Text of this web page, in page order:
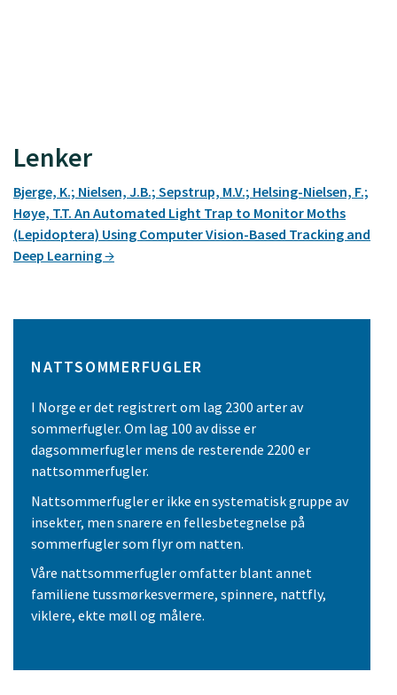
Lenker
Bjerge, K.; Nielsen, J.B.; Sepstrup, M.V.; Helsing-Nielsen, F.;
Høye, T.T. An Automated Light Trap to Monitor Moths
(Lepidoptera) Using Computer Vision-Based Tracking and
Deep Learning
NATTSOMMERFUGLER
I Norge er det registrert om lag 2300 arter av
sommerfugler. Om lag 100 av disse er
dagsommerfugler mens de resterende 2200 er
nattsommerfugler.
Nattsommerfugler er ikke en systematisk gruppe av
insekter, men snarere en fellesbetegnelse på
sommerfugler som flyr om natten.
Våre nattsommerfugler omfatter blant annet
familiene tussmørkesvermere, spinnere, nattfly,
viklere, ekte møll og målere.